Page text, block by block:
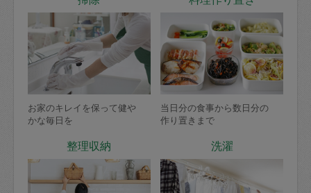
お家のキレイを保って健や
かな毎日を
当日分の食事から数日分の
作り置きまで
整理収納 洗濯